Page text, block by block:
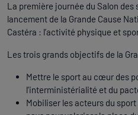
La première journée du Salon des
lancement de la Grande Cause
Castéra : l’activité physique et
Les trois grands objectifs de la
Mettre le sport au cœur des
l'interministérialité et du
Mobiliser les acteurs du